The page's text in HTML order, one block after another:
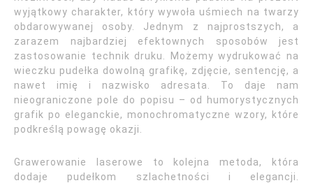
wyjątkowy charakter, który wywoła uśmiech na twarzy
obdarowywanej osoby. Jednym z najprostszych, a
zarazem najbardziej efektownych sposobów jest
zastosowanie technik druku. Możemy wydrukować na
wieczku pudełka dowolną grafikę, zdjęcie, sentencję, a
nawet imię i nazwisko adresata. To daje nam
nieograniczone pole do popisu – od humorystycznych
grafik po eleganckie, monochromatyczne wzory, które
podkreślą powagę okazji.
Grawerowanie laserowe to kolejna metoda, która
dodaje pudełkom szlachetności i elegancji.